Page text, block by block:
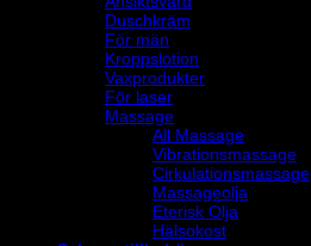
Duschkräm
För män
Kroppslotion
Vaxprodukter
För laser
Massage
All Massage
Vibrationsmassage
Cirkulationsmassage
Massageolja
Eterisk Olja
Hälsokost